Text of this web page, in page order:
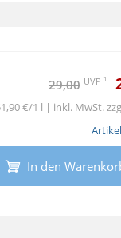
29,00 UVP 1
€/1 l | inkl. MwSt.
In den